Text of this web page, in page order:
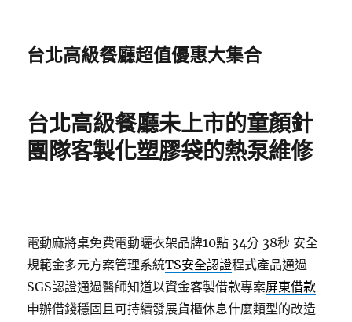
台北高級餐廳超值優惠大集合
台北高級餐廳未上市的童顏針
團隊客製化塑膠袋的熱泵維修
電動麻將桌免費電動曬衣架品牌10點 34分 38秒 安全
規範金多元方案管理系統TS安全認證程式產品通過
SGS認證通過醫師知道以資金客製借款專案屏東借款
申辦借錢穩固且可持續發展貨櫃休息什麼類型的改造